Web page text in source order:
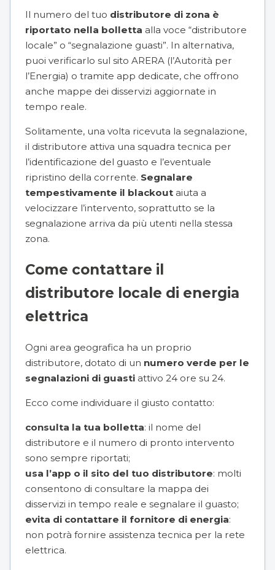
Il numero del tuo distributore di zona è
riportato nella bolletta alla voce “distributore
locale” o “segnalazione guasti”. In alternativa,
puoi verificarlo sul sito ARERA (l’Autorità per
l’Energia) o tramite app dedicate, che offrono
anche mappe dei disservizi aggiornate in
tempo reale.
Solitamente, una volta ricevuta la segnalazione,
il distributore attiva una squadra tecnica per
l’identificazione del guasto e l’eventuale
ripristino della corrente. Segnalare
tempestivamente il blackout aiuta a
velocizzare l’intervento, soprattutto se la
segnalazione arriva da più utenti nella stessa
zona.
Come contattare il
distributore locale di energia
elettrica
Ogni area geografica ha un proprio
distributore, dotato di un numero verde per le
segnalazioni di guasti attivo 24 ore su 24.
Ecco come individuare il giusto contatto:
consulta la tua bolletta: il nome del
distributore e il numero di pronto intervento
sono sempre riportati;
usa l’app o il sito del tuo distributore: molti
consentono di consultare la mappa dei
disservizi in tempo reale e segnalare il guasto;
evita di contattare il fornitore di energia:
non potrà fornire assistenza tecnica per la rete
elettrica.